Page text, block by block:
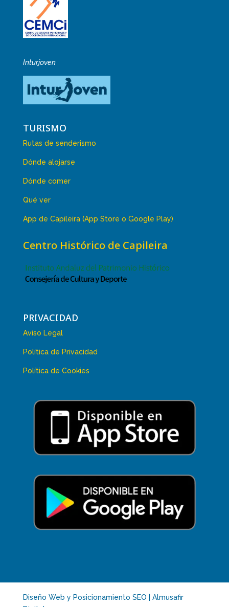
Inturjoven
TURISMO
Rutas de senderismo
Dónde alojarse
Dónde comer
Qué ver
App de Capileira (App Store o Google Play)
Centro Histórico de Capileira
PRIVACIDAD
Aviso Legal
Política de Privacidad
Política de Cookies
Diseño Web y Posicionamiento SEO | Almusafir